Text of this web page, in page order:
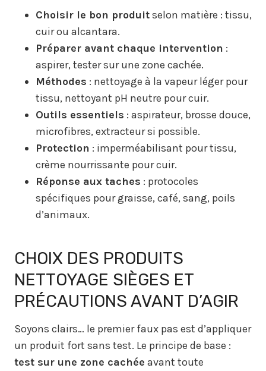
Choisir le bon produitselon matière : tissu,
cuir ou alcantara.
Préparer avant chaque intervention :
aspirer, tester sur une zone cachée.
Méthodes : nettoyage à la vapeur léger pour
tissu, nettoyant pH neutre pour cuir.
Outils essentiels : aspirateur, brosse douce,
microfibres, extracteur si possible.
Protection : imperméabilisant pour tissu,
crème nourrissante pour cuir.
Réponse aux taches : protocoles
spécifiques pour graisse, café, sang, poils
d’animaux.
CHOIX DES PRODUITS
NETTOYAGE SIÈGES ET
PRÉCAUTIONS AVANT D’AGIR
Soyons clairs… le premier faux pas est d’appliquer
un produit fort sans test. Le principe de base :
test sur une zone cachée avant toute